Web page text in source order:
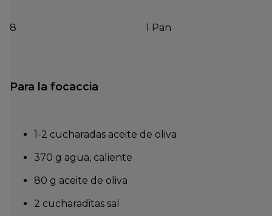
8 1 Pan
Para la focaccia
1-2 cucharadas aceite de oliva
370 g agua, caliente
80 g aceite de oliva
2 cucharaditas sal